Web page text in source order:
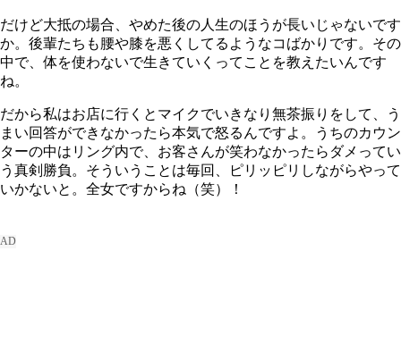
だけど大抵の場合、やめた後の人生のほうが長いじゃないです
か。後輩たちも腰や膝を悪くしてるようなコばかりです。その
中で、体を使わないで生きていくってことを教えたいんです
ね。
だから私はお店に行くとマイクでいきなり無茶振りをして、う
まい回答ができなかったら本気で怒るんですよ。うちのカウン
ターの中はリング内で、お客さんが笑わなかったらダメってい
う真剣勝負。そういうことは毎回、ピリッピリしながらやって
いかないと。全女ですからね（笑）！